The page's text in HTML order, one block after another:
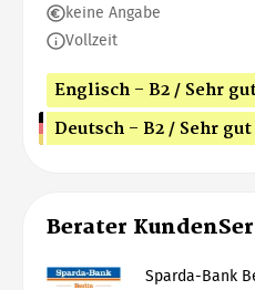
keine Angabe
Vollzeit
Englisch - B2 / Sehr
Deutsch - B2 / Sehr gut
Berater
Sparda-Bank